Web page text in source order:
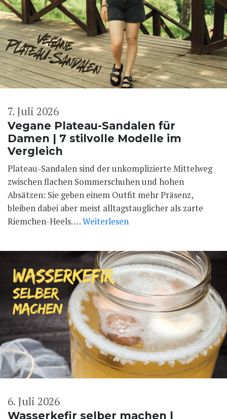
Vegane Plateau-Sandalen für
Damen | 7 stilvolle Modelle im
Vergleich
7. Juli 2026
Plateau-Sandalen sind der unkomplizierte Mittelweg
zwischen flachen Sommerschuhen und hohen
Absätzen: Sie geben einem Outfit mehr Präsenz,
bleiben dabei aber meist alltagstauglicher als zarte
Riemchen-Heels. …Weiterlesen
Wasserkefir selber machen |
6. Juli 2026